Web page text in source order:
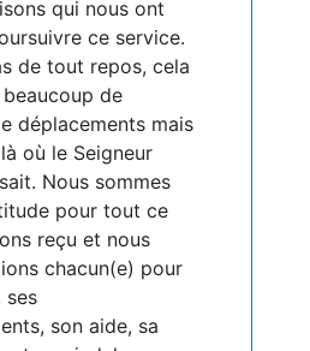
qui nous ont
ce service.
de tout repos, cela
de
déplacements mais
où le Seigneur
Nous sommes
pour tout ce
reçu et nous
chacun(e) pour
ses
son aide, sa